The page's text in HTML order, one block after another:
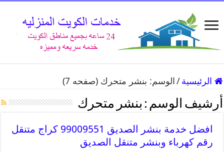
الرئيسية / الوسم: بنشر متحرك (صفحه 7)
أرشيف الوسم : بنشر متحرك
افضل خدمة بنشر الصديق 99009551 كراج متنقل
رقم كهرباء وبنشر متنقل الصديق